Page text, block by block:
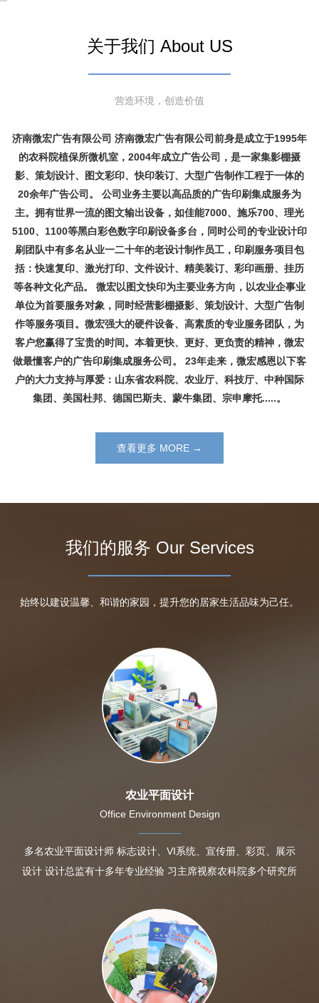
关于我们 About US
营造环境，创造价值
济南微宏广告有限公司 济南微宏广告有限公司前身是成立于1995年
的农科院植保所微机室，2004年成立广告公司，是一家集影棚摄
影、策划设计、图文彩印、快印装订、大型广告制作工程于一体的
20余年广告公司。 公司业务主要以高品质的广告印刷集成服务为
主。拥有世界一流的图文输出设备，如佳能7000、施乐700、理光
5100、1100等黑白彩色数字印刷设备多台，同时公司的专业设计印
刷团队中有多名从业一二十年的老设计制作员工，印刷服务项目包
括：快速复印、激光打印、文件设计、精美装订、彩印画册、挂历
等各种文化产品。 微宏以图文快印为主要业务方向，以农业企事业
单位为首要服务对象，同时经营影棚摄影、策划设计、大型广告制
作等服务项目。微宏强大的硬件设备、高素质的专业服务团队，为
客户您赢得了宝贵的时间。本着更快、更好、更负责的精神，微宏
做最懂客户的广告印刷集成服务公司。 23年走来，微宏感恩以下客
户的大力支持与厚爱：山东省农科院、农业厅、科技厅、中种国际
集团、美国杜邦、德国巴斯夫、蒙牛集团、宗申摩托.....。
查看更多 MORE →
我们的服务 Our Services
始终以建设温馨、和谐的家园，提升您的居家生活品味为己任。
农业平面设计
Office Environment Design
多名农业平面设计师 标志设计、VI系统、宣传册、彩页、展示
设计 设计总监有十多年专业经验 习主席视察农科院多个研究所